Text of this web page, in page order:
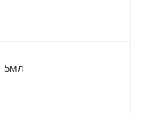
5мл